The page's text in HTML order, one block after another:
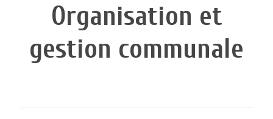
Organisation et
gestion communale